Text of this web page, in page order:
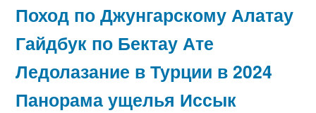
Поход по Джунгарскому Алатау
Гайдбук по Бектау Ате
Ледолазание в Турции в 2024
Панорама ущелья Иссык